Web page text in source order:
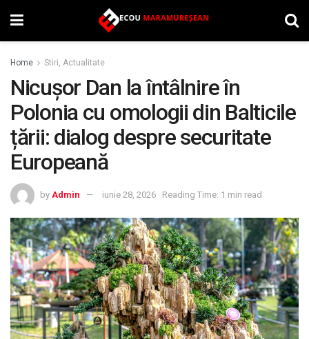
Home Stiri, Actualitate
Nicușor Dan la întâlnire în
Polonia cu omologii din Balticile
țării: dialog despre securitate
Europeană
by Admin iunie 28, 2026 Reading Time: 1 min read